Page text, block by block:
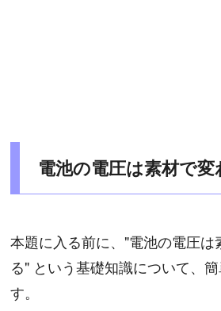
電池の電圧は素材で変
本題に入る前に、"電池の電圧は
る" という基礎知識について、
す。